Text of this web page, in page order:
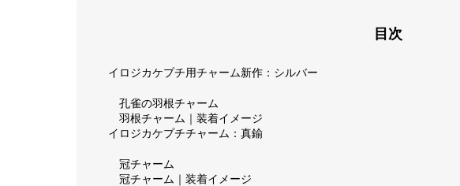
目次
イロジカケプチ用チャーム新作：シルバー
孔雀の羽根チャーム
羽根チャーム｜装着イメージ
イロジカケプチチャーム：真鍮
冠チャーム
冠チャーム｜装着イメージ